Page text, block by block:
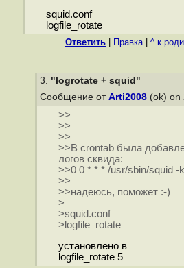
squid.conf
logfile_rotate
Ответить Правка| ^ к
3. "logrotate + squid"
Сообщение от Arti2008 (ok) on
>>
>>
>>
>>В crontab была
логов сквида:
>>0 0 * * * /usr/sbin/squid -
>>
>>надеюсь, поможет :-)
>
>squid.conf
>logfile_rotate
установлено в
logfile_rotate 5